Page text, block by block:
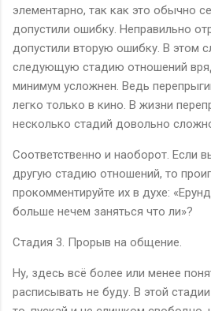
элементарно, так как это обычно
допустили ошибку. Неправильно
допустили вторую ошибку. В этом
следующую стадию отношений
минимум усложнен. Ведь
легко только в кино. В жизни
несколько стадий довольно
Соответственно и наоборот. Если
другую стадию отношений, то
прокомментируйте их в духе:
больше нечем заняться что ли»?
Стадия 3. Прорыв на общение.
Ну, здесь всё более или менее
расписывать не буду. В этой